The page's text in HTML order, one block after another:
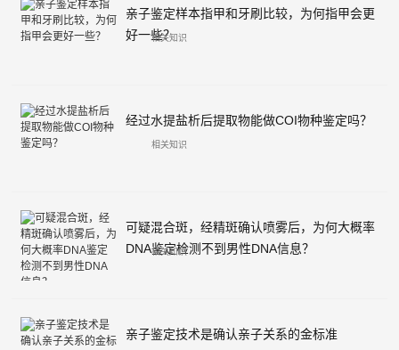
亲子鉴定样本指甲和牙刷比较，为何指甲会更
好一些？
相关知识
经过水提盐析后提取物能做COI物种鉴定吗？
相关知识
可疑混合斑，经精斑确认喷雾后，为何大概率
DNA鉴定检测不到男性DNA信息？
相关知识
亲子鉴定技术是确认亲子关系的金标准